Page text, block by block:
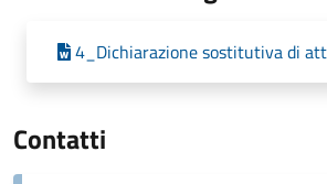
4_Dichiarazione sostitutiva di
Contatti